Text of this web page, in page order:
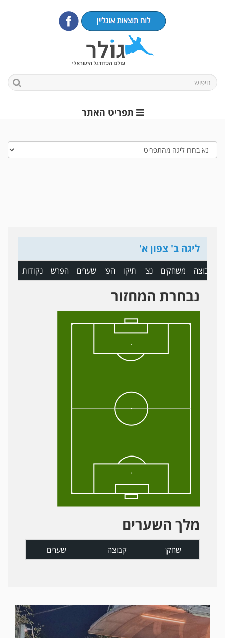
תפריט האתר
ליגה ב' צפון א'
קבוצה משחקים נצ' תיקו הפ' שערים הפרש נקודות
נבחרת המחזור
מלך השערים
שחקן קבוצה שערים